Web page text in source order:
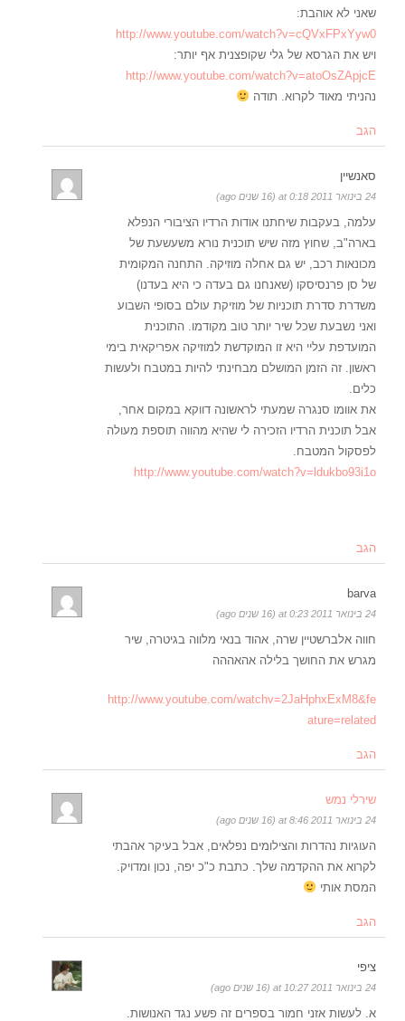
שאני לא אוהבת:
http://www.youtube.com/watch?v=cQVxFPxYyw0
ויש את הגרסא של גלי שקופצנית אף יותר:
http://www.youtube.com/watch?v=atoOsZApjcE
נהניתי מאוד לקרוא. תודה
הגב
סאנשיין
24 בינואר 2011 at 0:18 (16 שנים ago)
עלמה, בעקבות שיחתנו אודות הרדיו הציבורי הנפלא
בארה"ב, שחוץ מזה שיש תוכנית נורא משעשעת של
מכונאות רכב, יש גם אחלה מוזיקה. התחנה המקומית
של סן פרנסיסקו (שאנחנו גם בעדה כי היא בעדנו)
משדרת סדרת תוכניות של מוזיקת עולם בסופי השבוע
ואני נשבעת שכל שיר יותר טוב מקודמו. התוכנית
המועדפת עליי היא זו המוקדשת למוזיקה אפריקאית בימי
ראשון. זה הזמן המושלם מבחינתי להיות במטבח ולעשות
כלים.
את אוומו סנגרה שמעתי לראשונה דווקא במקום אחר,
אבל תוכנית הרדיו הזכירה לי שהיא מהווה תוספת מעולה
לפסקול המטבח.
http://www.youtube.com/watch?v=ldukbo93i1o
הגב
barva
24 בינואר 2011 at 0:23 (16 שנים ago)
חווה אלברשטיין שרה, אהוד בנאי מלווה בגיטרה, שיר
מגרש את החושך בלילה אהאההה
http://www.youtube.com/watchv=2JaHphxExM8&fe
ature=related
הגב
שירלי נמש
24 בינואר 2011 at 8:46 (16 שנים ago)
העוגיות נהדרות והצילומים נפלאים, אבל בעיקר אהבתי
לקרוא את ההקדמה שלך. כתבת כ"כ יפה, נכון ומדויק.
המסת אותי
הגב
ציפי
24 בינואר 2011 at 10:27 (16 שנים ago)
א. לעשות אזני חמור בספרים זה פשע נגד האנושות.